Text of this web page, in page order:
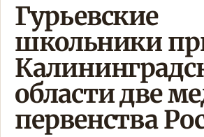
Гурьевские
школьники
области две
первенства